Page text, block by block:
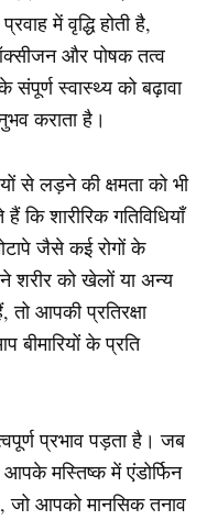
में वृद्धि होती है,
और पोषक तत्व
स्वास्थ्य को बढ़ावा
कराता है।
से लड़ने की क्षमता को भी
शारीरिक गतिविधियाँ
जैसे कई रोगों के
को खेलों या अन्य
आपकी प्रतिरक्षा
के प्रति
प्रभाव पड़ता है। जब
मस्तिष्क में एंडोर्फिन
जो आपको मानसिक तनाव